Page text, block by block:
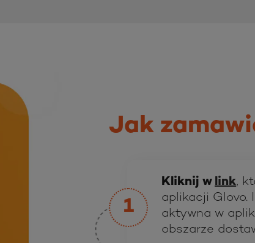
Jak
1
Kliknij w link,
aplikacji Glovo.
aktywna w
obszarze